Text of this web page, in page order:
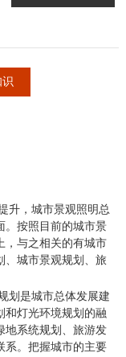
识
升，城市景观照明总
。按照目前的城市景
，与之相关的有城市
、城市景观规划、旅
划是城市总体发展建
和灯光环境规划的融
地系统规划、旅游发
系。把握城市的主要